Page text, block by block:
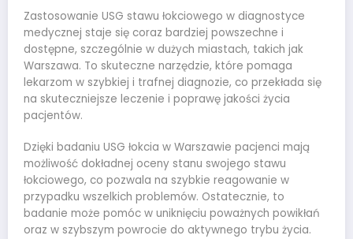
Zastosowanie USG stawu łokciowego w diagnostyce
medycznej staje się coraz bardziej powszechne i
dostępne, szczególnie w dużych miastach, takich jak
Warszawa. To skuteczne narzędzie, które pomaga
lekarzom w szybkiej i trafnej diagnozie, co przekłada się
na skuteczniejsze leczenie i poprawę jakości życia
pacjentów.
Dzięki badaniu USG łokcia w Warszawie pacjenci mają
możliwość dokładnej oceny stanu swojego stawu
łokciowego, co pozwala na szybkie reagowanie w
przypadku wszelkich problemów. Ostatecznie, to
badanie może pomóc w uniknięciu poważnych powikłań
oraz w szybszym powrocie do aktywnego trybu życia.